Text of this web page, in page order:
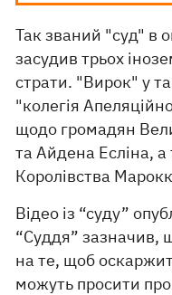
Так званий "суд" в
засудив трьох
страти. "Вирок" у
"колегія
щодо громадян
та Айдена Есліна,
Королівства
Відео із “суду”
“Суддя” зазначив,
на те, щоб
можуть просити